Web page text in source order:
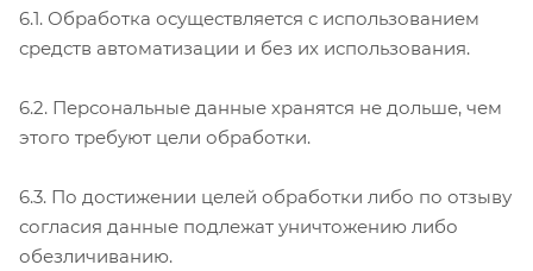
6.1. Обработка осуществляется с использованием
средств автоматизации и без их использования.
6.2. Персональные данные хранятся не дольше, чем
этого требуют цели обработки.
6.3. По достижении целей обработки либо по отзыву
согласия данные подлежат уничтожению либо
обезличиванию.